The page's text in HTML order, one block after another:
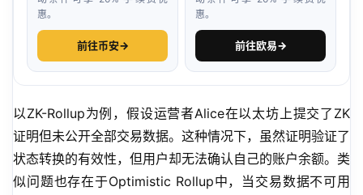
惠。
前往币安→
惠。
前往欧易→
以ZK-Rollup为例，假设运营者Alice在以太坊上提交了ZK
证明但未公开全部交易数据。这种情况下，虽然证明验证了
状态转换的有效性，但用户却无法确认自己的账户余额。类
似问题也存在于Optimistic Rollup中，当交易数据不可用